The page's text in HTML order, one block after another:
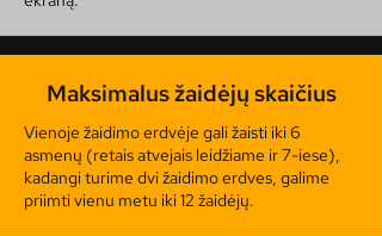
Maksimalus žaidėjų skaičius
Vienoje žaidimo erdvėje gali žaisti iki 6
asmenų (retais atvejais leidžiame ir 7-iese),
kadangi turime dvi žaidimo erdves, galime
priimti vienu metu iki 12 žaidėjų.